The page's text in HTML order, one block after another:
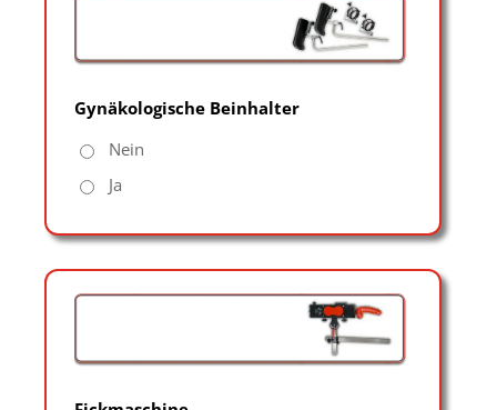
Gynäkologische Beinhalter
Nein
Ja